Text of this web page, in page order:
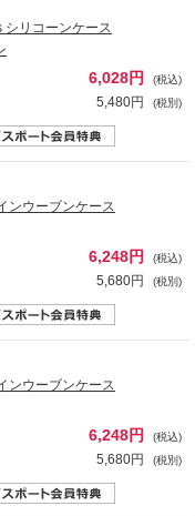
リコーンケース
6,028円 (税込)
5,480円 (税別)
ンウーブンケース
6,248円 (税込)
5,680円 (税別)
ンウーブンケース
6,248円 (税込)
5,680円 (税別)